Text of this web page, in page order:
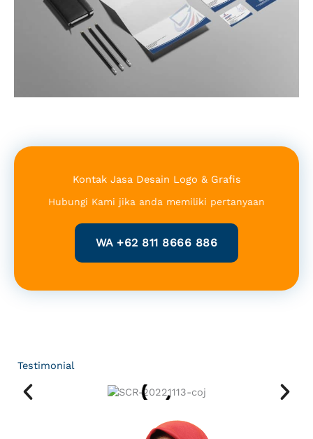
Kontak Jasa Desain Logo & Grafis
Hubungi Kami jika anda memiliki pertanyaan
WA +62 811 8666 886
Testimonial